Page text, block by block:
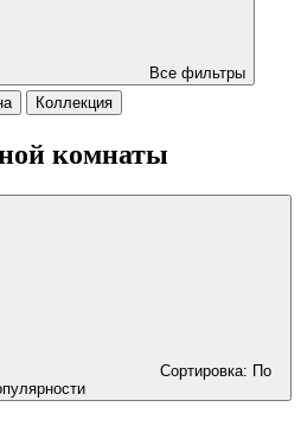
Все фильтры
Коллекция
комнаты
Сортировка: По